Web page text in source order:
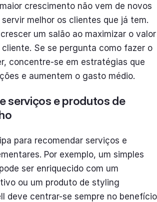
crescimento não vem de novos
melhor os clientes que já tem.
um salão ao maximizar o valor
Se se pergunta como fazer o
concentre-se em estratégias que
e aumentem o gasto médio.
serviços e produtos de
para recomendar serviços e
Por exemplo, um simples
ser enriquecido com um
ou um produto de styling
deve centrar-se sempre no benefício